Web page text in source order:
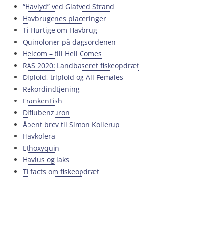
“Havlyd” ved Glatved Strand
Havbrugenes placeringer
Ti Hurtige om Havbrug
Quinoloner på dagsordenen
Helcom – till Hell Comes
RAS 2020: Landbaseret fiskeopdræt
Diploid, triploid og All Females
Rekordindtjening
FrankenFish
Diflubenzuron
Åbent brev til Simon Kollerup
Havkolera
Ethoxyquin
Havlus og laks
Ti facts om fiskeopdræt